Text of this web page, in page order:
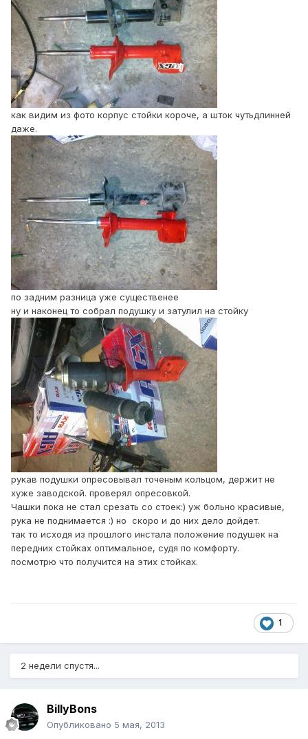
как видим из фото корпус стойки короче, а шток чутьдлинней
даже.
по задним разница уже существенее
ну и наконец то собрал подушку и затулил на стойку
рукав подушки опресовывал точеным кольцом, держит не
хуже заводской. проверял опресовкой.
Чашки пока не стал срезать со стоек:) уж больно красивые,
рука не поднимается :) но скоро и до них дело дойдет.
так то исходя из прошлого инстала положение подушек на
передних стойках оптимальное, судя по комфорту.
посмотрю что получится на этих стойках.
1
2 недели спустя...
BillyBons
Опубликовано 5 мая, 2013